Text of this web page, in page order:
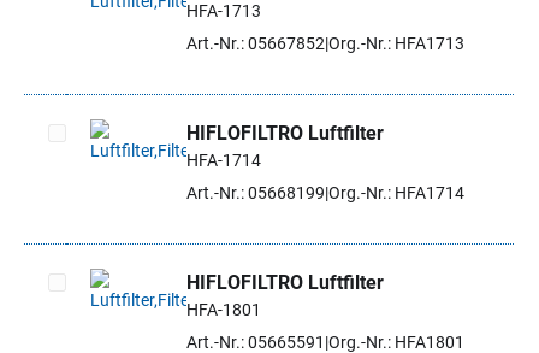
Artikel auswählen
HFA-1713
Art.-Nr.: 05667852 Org.-Nr.: HFA1713
Artikel auswählen
HIFLOFILTRO Luftfilter
HFA-1714
Art.-Nr.: 05668199 Org.-Nr.: HFA1714
Artikel auswählen
HIFLOFILTRO Luftfilter
HFA-1801
Art.-Nr.: 05665591 Org.-Nr.: HFA1801